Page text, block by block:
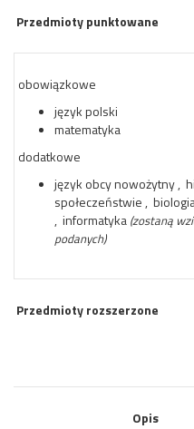
Przedmioty punktowane
obowiązkowe
język polski
matematyka
dodatkowe
język obcy nowożytny ,
społeczeństwie ,
, informatyka (zostaną
podanych)
Przedmioty rozszerzone
Opis